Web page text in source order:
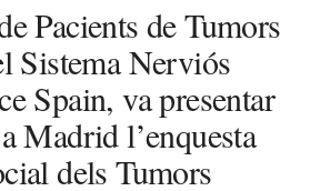
Pacients de Tumors
Sistema Nerviós
Spain, va presentar
Madrid l’enquesta
dels Tumors